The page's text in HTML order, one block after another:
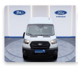
ED
350
ED
VAN
350